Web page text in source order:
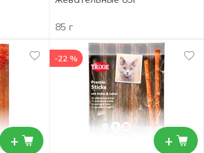
85 г
+ +
-22 %